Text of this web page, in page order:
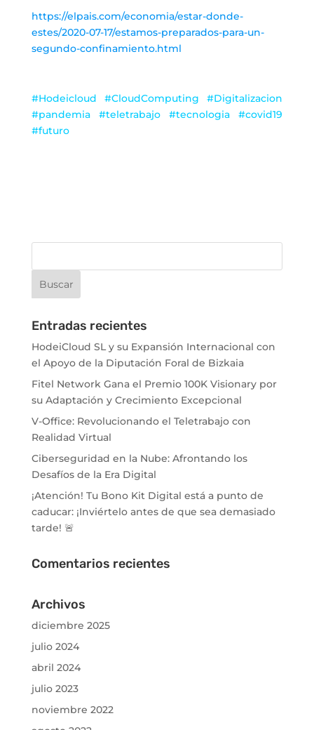
https://elpais.com/economia/estar-donde-
estes/2020-07-17/estamos-preparados-para-un-
segundo-confinamiento.html
#Hodeicloud #CloudComputing #Digitalizacion
#pandemia #teletrabajo #tecnologia #covid19
#futuro
Entradas recientes
HodeiCloud SL y su Expansión Internacional con
el Apoyo de la Diputación Foral de Bizkaia
Fitel Network Gana el Premio 100K Visionary por
su Adaptación y Crecimiento Excepcional
V-Office: Revolucionando el Teletrabajo con
Realidad Virtual
Ciberseguridad en la Nube: Afrontando los
Desafíos de la Era Digital
¡Atención! Tu Bono Kit Digital está a punto de
caducar: ¡Inviértelo antes de que sea demasiado
tarde! 🚨
Comentarios recientes
Archivos
diciembre 2025
julio 2024
abril 2024
julio 2023
noviembre 2022